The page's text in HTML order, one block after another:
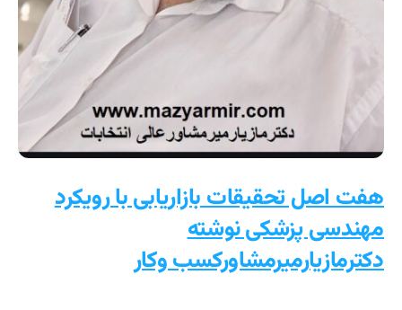
هفت اصل تحقیقات بازاریابی با رویکرد
مهندسی پزشکی نوشته
دکترمازیارمیرمشاورکسب وکار